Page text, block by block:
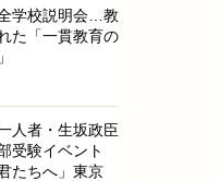
学校説明会…教
た「一貫教育の
人者・生坂政臣
受験イベント
たちへ」東京